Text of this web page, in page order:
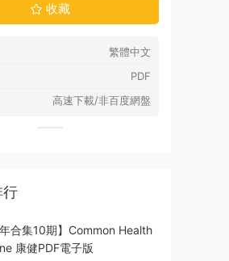
收藏
繁體中文
PDF
高速下載/非百度網盤
行
年合集10期】Common Health
康健PDF電子版